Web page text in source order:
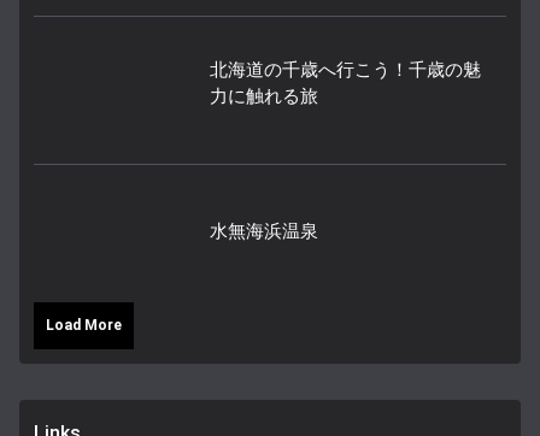
北海道の千歳へ行こう！千歳の魅
力に触れる旅
水無海浜温泉
Load More